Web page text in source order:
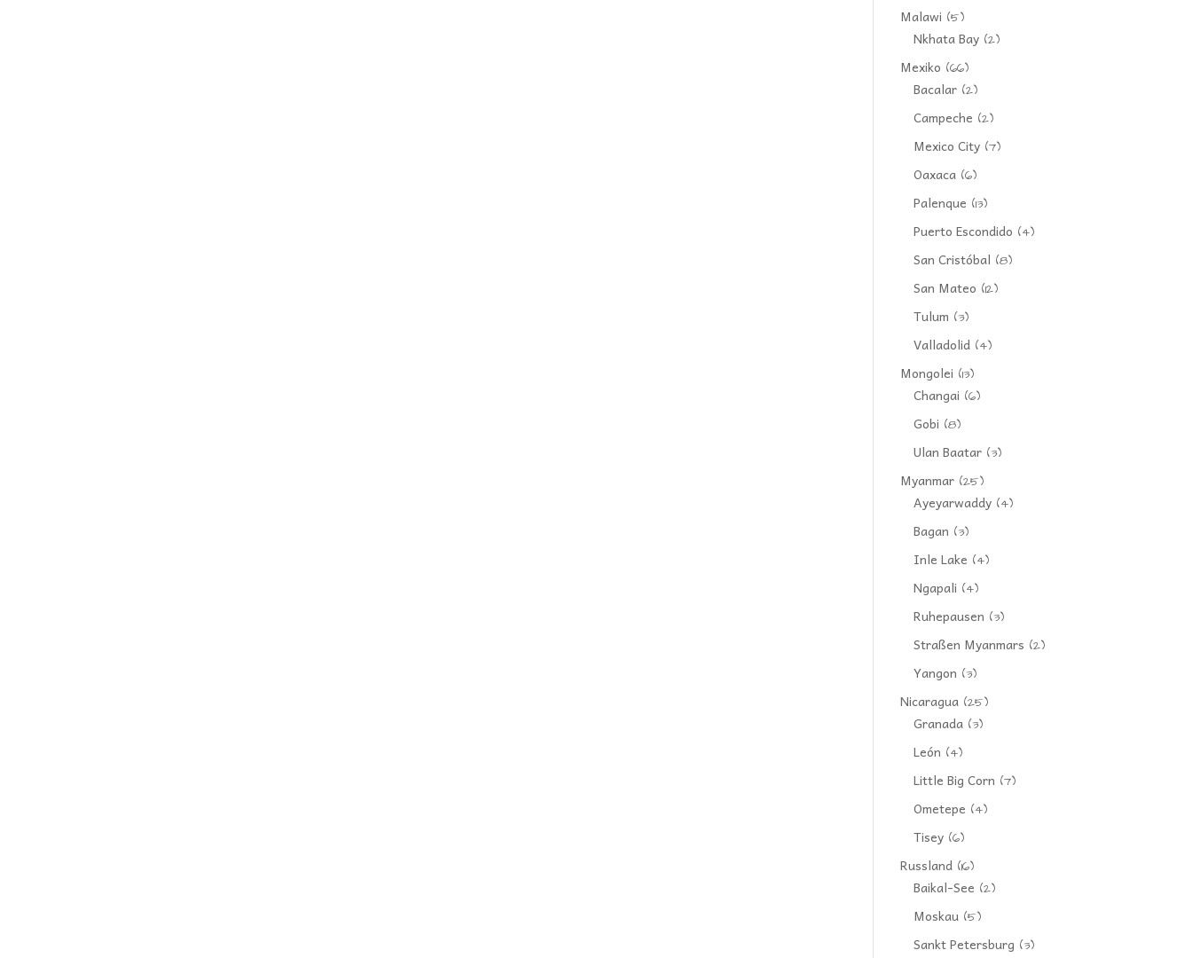
Malawi (5)
Nkhata Bay (2)
Mexiko (66)
Bacalar (2)
Campeche (2)
Mexico City (7)
Oaxaca (6)
Palenque (13)
Puerto Escondido (4)
San Cristóbal (8)
San Mateo (12)
Tulum (3)
Valladolid (4)
Mongolei (13)
Changai (6)
Gobi (8)
Ulan Baatar (3)
Myanmar (25)
Ayeyarwaddy (4)
Bagan (3)
Inle Lake (4)
Ngapali (4)
Ruhepausen (3)
Straßen Myanmars (2)
Yangon (3)
Nicaragua (25)
Granada (3)
León (4)
Little Big Corn (7)
Ometepe (4)
Tisey (6)
Russland (16)
Baikal-See (2)
Moskau (5)
Sankt Petersburg (3)